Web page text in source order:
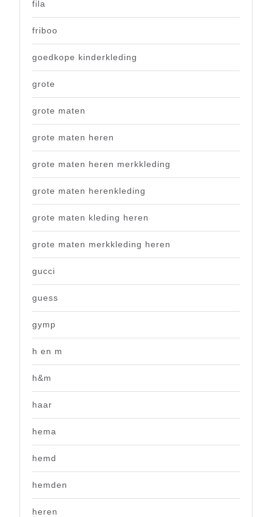
fila
friboo
goedkope kinderkleding
grote
grote maten
grote maten heren
grote maten heren merkkleding
grote maten herenkleding
grote maten kleding heren
grote maten merkkleding heren
gucci
guess
gymp
h en m
h&m
haar
hema
hemd
hemden
heren